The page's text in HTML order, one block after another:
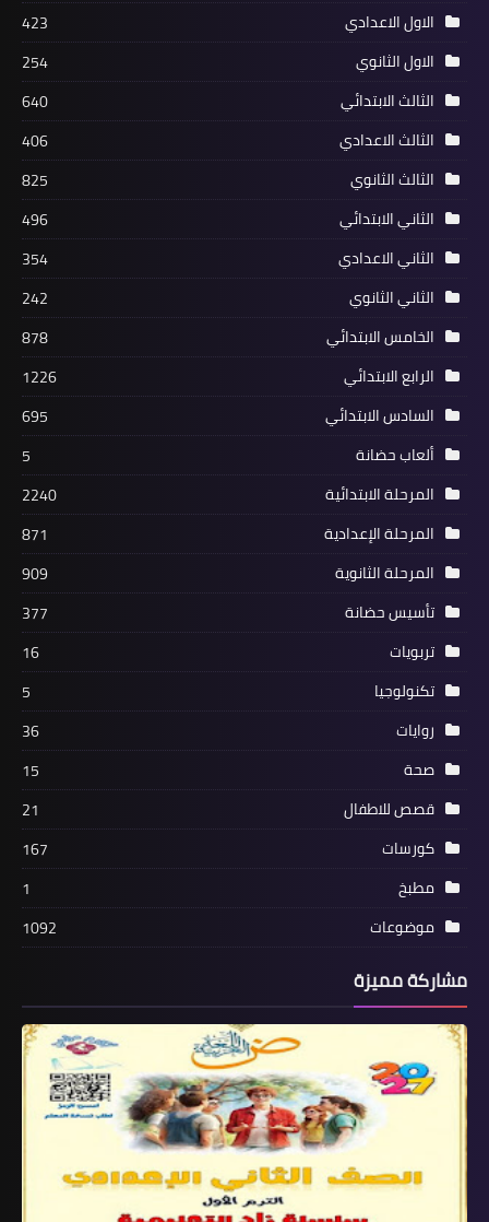
الاول الاعدادي
423
الاول الثانوي
254
الثالث الابتدائي
640
الثالث الاعدادي
406
الثالث الثانوي
825
الثاني الابتدائي
496
الثاني الاعدادي
354
الثاني الثانوي
242
الخامس الابتدائي
878
الرابع الابتدائي
1226
السادس الابتدائي
695
ألعاب حضانة
5
المرحلة الابتدائية
2240
المرحلة الإعدادية
871
المرحلة الثانوية
909
تأسيس حضانة
377
تربويات
16
تكنولوجيا
5
روايات
36
صحة
15
قصص للاطفال
21
كورسات
167
مطبخ
1
موضوعات
1092
مشاركة مميزة